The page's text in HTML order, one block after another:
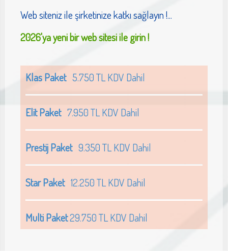
Web siteniz ile şirketinize katkı sağlayın !...
2026'ya yeni bir web sitesi ile girin !
Klas Paket5.750 TL KDV Dahil
Elit Paket7.950 TL KDV Dahil
Prestij Paket9.350 TL KDV Dahil
Star Paket12.250 TL KDV Dahil
Multi Paket29.750 TL KDV Dahil